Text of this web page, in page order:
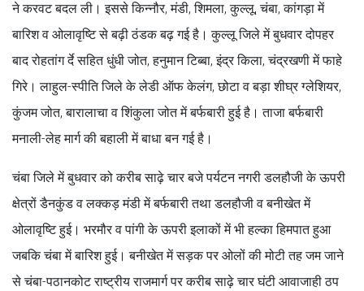
ने करवट बदल ली। इससे किन्नौर, मंडी, शिमला, कुल्लू, चंबा, कांगड़ा में
बारिश व ओलावृष्टि से बढ़ी ठंडक बढ़ गई है। कुल्लू जिले में बुधवार दोपहर
बाद रोहतांग र्दे सहित धुंधी जोत, हनुमान टिब्बा, इंद्र किला, चंद्रखणी में फाहे
गिरे। लाहुल-स्पीति जिले के लेडी ऑफ केलंग, छोटा व बड़ा शीघ्र ग्लेशियर,
कुंजम जोत, बारालाचा व शिंकुला जोत में बर्फबारी हुई है। ताजा बर्फबारी
मनाली-लेह मार्ग की बहाली में बाधा बन गई है।
चंबा जिले में बुधवार को करीब साढ़े चार बजे पर्यटन नगरी डलहौजी के ऊपरी
क्षेत्रों डैनकुंड व लक्कड़ मंडी में बर्फबारी तथा डलहौजी व बनीखेत में
ओलावृष्टि हुई। भरमौर व पांगी के ऊपरी इलाकों में भी हल्का हिमपात हुआ
जबकि चंबा में बारिश हुई। बनीखेत में सड़क पर ओलों की मोटी तह जम जाने
से चंबा-पठानकोट राष्ट्रीय राजमार्ग पर करीब साढ़े चार घंटी आवाजाही ठप